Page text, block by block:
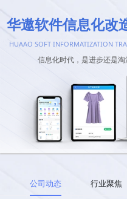
华遨软件信息化改
HUAAO SOFT INFORMATIZATION
信息化时代，是进步还是
公司动态 行业聚焦